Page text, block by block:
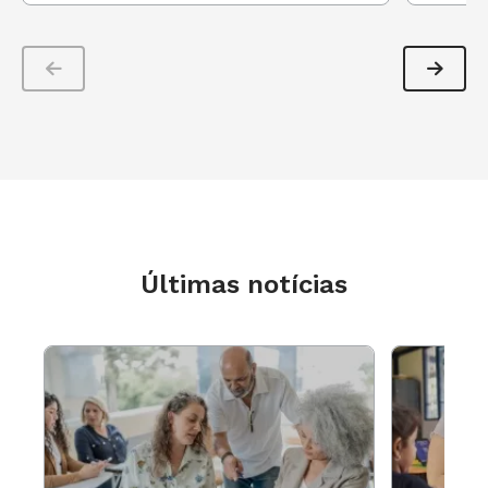
alunos, do que eles estão fazendo”, indica ela,
ao citar que é importante pensar nas imagens
como uma sequência capaz de contar uma
alguém dentro da escola.”
foto, ela diz que é importante o professor
pensar na iluminação, na organização do
ambiente e no foco das imagens. “O celular tem
recursos que muita gente não sabe. Ao invés de
Últimas notícias